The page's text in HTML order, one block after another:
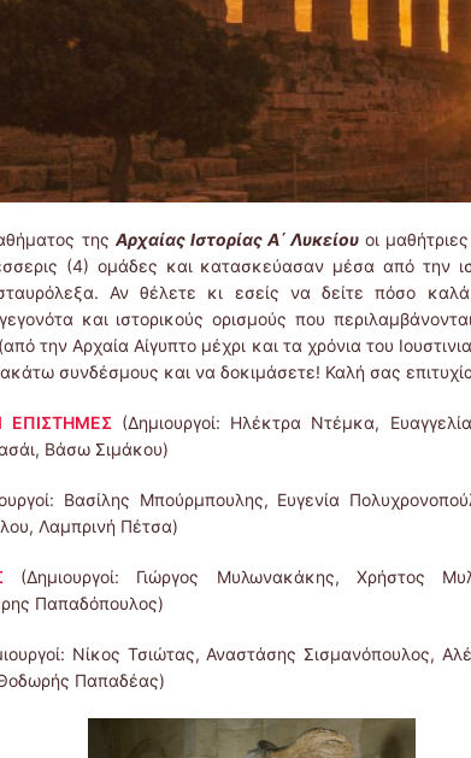
της Αρχαίας Ιστορίας Α΄ Λυκείου οι
(4) ομάδες και κατασκεύασαν μέσα από την
Αν θέλετε κι εσείς να δείτε πόσο καλά
και ιστορικούς ορισμούς που
την Αρχαία Αίγυπτο μέχρι και τα χρόνια του
συνδέσμους και να δοκιμάσετε! Καλή σας
ΕΠΙΣΤΗΜΕΣ(Δημιουργοί: Ηλέκτρα Ντέμκα,
Βάσω Σιμάκου)
Βασίλης Μπούρμπουλης, Ευγενία
Λαμπρινή Πέτσα)
(Δημιουργοί: Γιώργος Μυλωνακάκης, Χρήστος
Παπαδόπουλος)
Νίκος Τσιώτας, Αναστάσης Σισμανόπουλος,
Παπαδέας)